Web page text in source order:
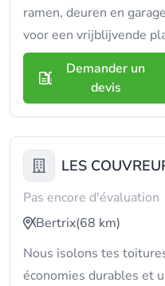
ramen, deuren en
voor een vrijblijvende
Demander un
devis
LES
Pas encore d'évaluation
Bertrix(68 km)
Nous isolons tes
économies durables et